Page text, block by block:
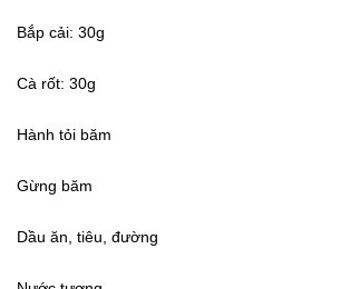
Bắp cải: 30g
Cà rốt: 30g
Hành tỏi băm
Gừng băm
Dầu ăn, tiêu, đường